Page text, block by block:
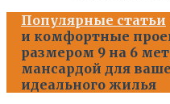
Популярные статьи
и комфортные
размером 9 на 6
мансардой для
идеального жилья